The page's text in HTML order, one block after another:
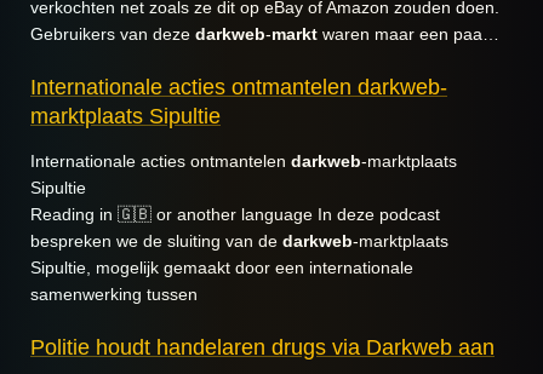
verkochten net zoals ze dit op eBay of Amazon zouden doen.
Gebruikers van deze darkweb-markt waren maar een paa…
Internationale acties ontmantelen darkweb-
marktplaats Sipultie
Internationale acties ontmantelen darkweb-marktplaats
Sipultie
Reading in 🇬🇧 or another language In deze podcast
bespreken we de sluiting van de darkweb-marktplaats
Sipultie, mogelijk gemaakt door een internationale
samenwerking tussen
Politie houdt handelaren drugs via Darkweb aan